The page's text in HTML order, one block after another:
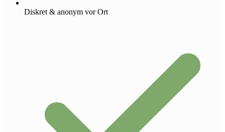
Diskret & anonym vor Ort